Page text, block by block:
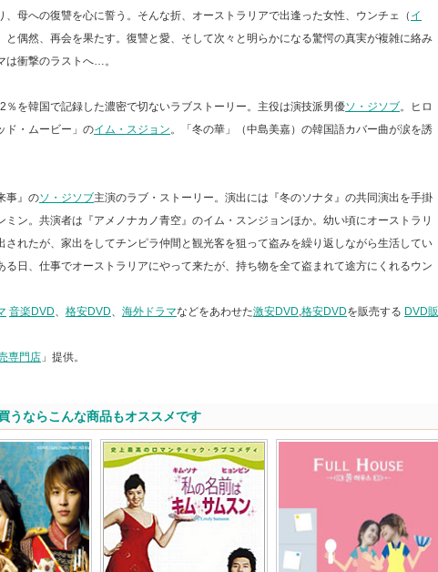
、母への復讐を心に誓う。そんな折、オーストラリアで出逢った女性、ウンチェ（ イ
と偶然、再会を果たす。復讐と愛、そして次々と明らかになる驚愕の真実が複雑に絡み
は衝撃のラストへ…。
％を韓国で記録した濃密で切ないラブストーリー。主役は演技派男優ソ・ジソブ。ヒロ
ド・ムービー」のイム・スジョン。「冬の華」（中島美嘉）の韓国語カバー曲が涙を誘
事』のソ・ジソブ主演のラブ・ストーリー。演出には『冬のソナタ』の共同演出を手掛
ミン。共演者は『アメノナカノ青空』のイム・スンジョンほか。幼い頃にオーストラリ
されたが、家出をしてチンピラ仲間と観光客を狙って盗みを繰り返しながら生活してい
る日、仕事でオーストラリアにやって来たが、持ち物を全て盗まれて途方にくれるウン
音楽DVD、 格安DVD、 海外ドラマなどをあわせた激安DVD,格安DVDを販売する DVD販
専門店 」提供。
うならこんな商品もオススメです